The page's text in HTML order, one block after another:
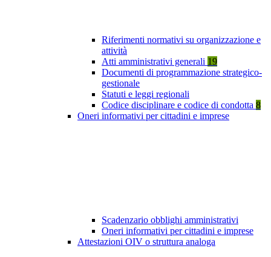
Riferimenti normativi su organizzazione e
attività
Atti amministrativi generali 19
Documenti di programmazione strategico-
gestionale
Statuti e leggi regionali
Codice disciplinare e codice di condotta 8
Oneri informativi per cittadini e imprese
Scadenzario obblighi amministrativi
Oneri informativi per cittadini e imprese
Attestazioni OIV o struttura analoga